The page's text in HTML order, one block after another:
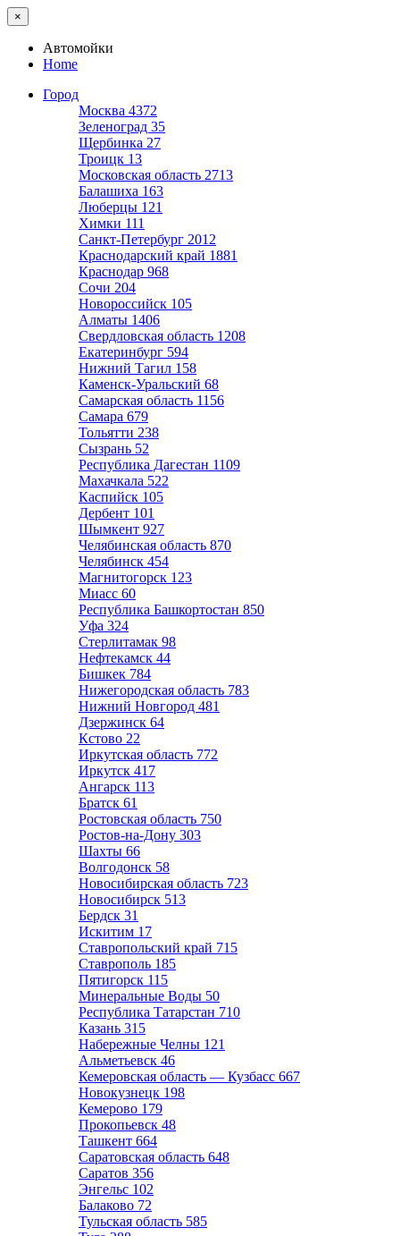
×
Автомойки
Home
Город
Москва 4372
Зеленоград 35
Щербинка 27
Троицк 13
Московская область 2713
Балашиха 163
Люберцы 121
Химки 111
Санкт-Петербург 2012
Краснодарский край 1881
Краснодар 968
Сочи 204
Новороссийск 105
Алматы 1406
Свердловская область 1208
Екатеринбург 594
Нижний Тагил 158
Каменск-Уральский 68
Самарская область 1156
Самара 679
Тольятти 238
Сызрань 52
Республика Дагестан 1109
Махачкала 522
Каспийск 105
Дербент 101
Шымкент 927
Челябинская область 870
Челябинск 454
Магнитогорск 123
Миасс 60
Республика Башкортостан 850
Уфа 324
Стерлитамак 98
Нефтекамск 44
Бишкек 784
Нижегородская область 783
Нижний Новгород 481
Дзержинск 64
Кстово 22
Иркутская область 772
Иркутск 417
Ангарск 113
Братск 61
Ростовская область 750
Ростов-на-Дону 303
Шахты 66
Волгодонск 58
Новосибирская область 723
Новосибирск 513
Бердск 31
Искитим 17
Ставропольский край 715
Ставрополь 185
Пятигорск 115
Минеральные Воды 50
Республика Татарстан 710
Казань 315
Набережные Челны 121
Альметьевск 46
Кемеровская область — Кузбасс 667
Новокузнецк 198
Кемерово 179
Прокопьевск 48
Ташкент 664
Саратовская область 648
Саратов 356
Энгельс 102
Балаково 72
Тульская область 585